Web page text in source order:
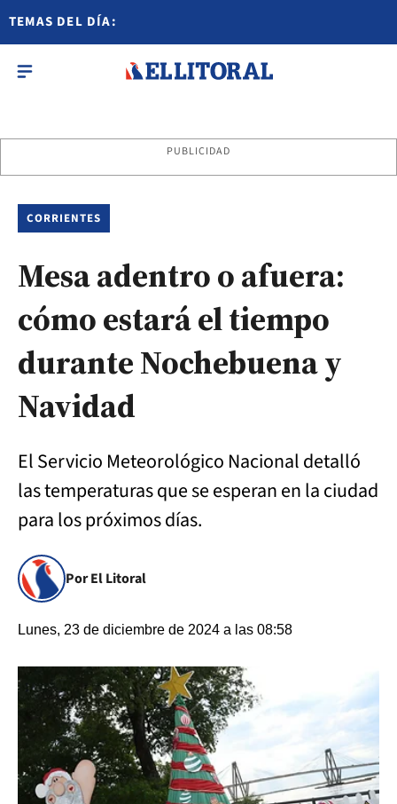
TEMAS DEL DÍA:
PUBLICIDAD
CORRIENTES
Mesa adentro o afuera:
cómo estará el tiempo
durante Nochebuena y
Navidad
El Servicio Meteorológico Nacional detalló
las temperaturas que se esperan en la ciudad
para los próximos días.
Por El Litoral
Lunes, 23 de diciembre de 2024 a las 08:58